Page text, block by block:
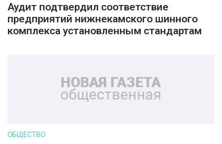
Аудит подтвердил соответствие
предприятий нижнекамского шинного
комплекса установленным стандартам
ОБЩЕСТВО